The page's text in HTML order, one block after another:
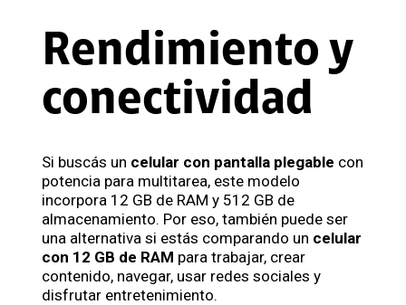
Rendimiento y
conectividad
Si buscás un celular con pantalla plegable con
potencia para multitarea, este modelo
incorpora 12 GB de RAM y 512 GB de
almacenamiento. Por eso, también puede ser
una alternativa si estás comparando un celular
con 12 GB de RAM para trabajar, crear
contenido, navegar, usar redes sociales y
disfrutar entretenimiento.